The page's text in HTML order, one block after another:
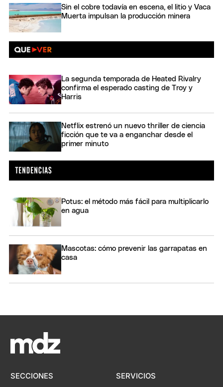
Sin el cobre todavía en escena, el litio y Vaca
Muerta impulsan la producción minera
La segunda temporada de Heated Rivalry
confirma el esperado casting de Troy y
Harris
Netflix estrenó un nuevo thriller de ciencia
ficción que te va a enganchar desde el
primer minuto
Potus: el método más fácil para multiplicarlo
en agua
Mascotas: cómo prevenir las garrapatas en
casa
SECCIONES SERVICIOS